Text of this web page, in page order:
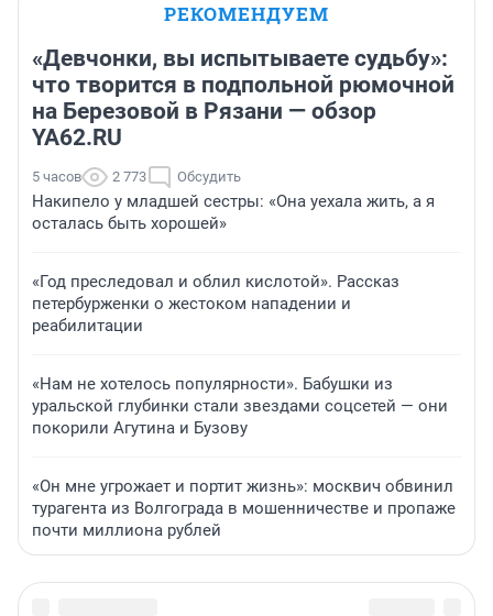
РЕКОМЕНДУЕМ
«Девчонки, вы испытываете судьбу»:
что творится в подпольной рюмочной
на Березовой в Рязани — обзор
YA62.RU
5 часов 2 773 Обсудить
Накипело у младшей сестры: «Она уехала жить, а я
осталась быть хорошей»
«Год преследовал и облил кислотой». Рассказ
петербурженки о жестоком нападении и
реабилитации
«Нам не хотелось популярности». Бабушки из
уральской глубинки стали звездами соцсетей — они
покорили Агутина и Бузову
«Он мне угрожает и портит жизнь»: москвич обвинил
турагента из Волгограда в мошенничестве и пропаже
почти миллиона рублей